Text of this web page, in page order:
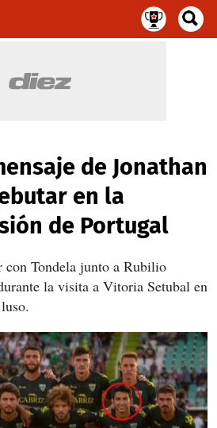
de Jonathan
en la
de Portugal
Tondela junto a Rubilio
la visita a Vitoria Setubal en